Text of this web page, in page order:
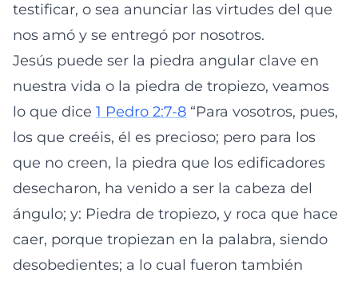
testificar, o sea anunciar las virtudes del que
nos amó y se entregó por nosotros.
Jesús puede ser la piedra angular clave en
nuestra vida o la piedra de tropiezo, veamos
lo que dice 1 Pedro 2:7-8 “Para vosotros, pues,
los que creéis, él es precioso; pero para los
que no creen, la piedra que los edificadores
desecharon, ha venido a ser la cabeza del
ángulo; y: Piedra de tropiezo, y roca que hace
caer, porque tropiezan en la palabra, siendo
desobedientes; a lo cual fueron también